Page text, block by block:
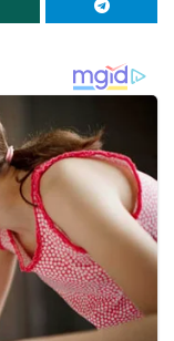
buat
ke makmal dan
forensik
yang dirampas
yang sama,
(orang
mendakwa